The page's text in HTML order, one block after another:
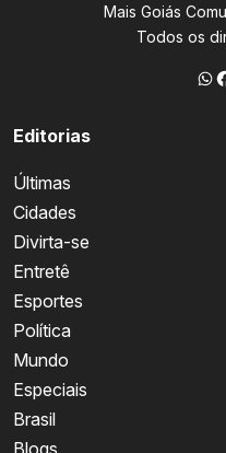
Mais Goiás
Todos os
Editorias
Últimas
Cidades
Divirta-se
Entretê
Esportes
Política
Mundo
Especiais
Brasil